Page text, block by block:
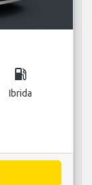
local_gas_station
Ibrida